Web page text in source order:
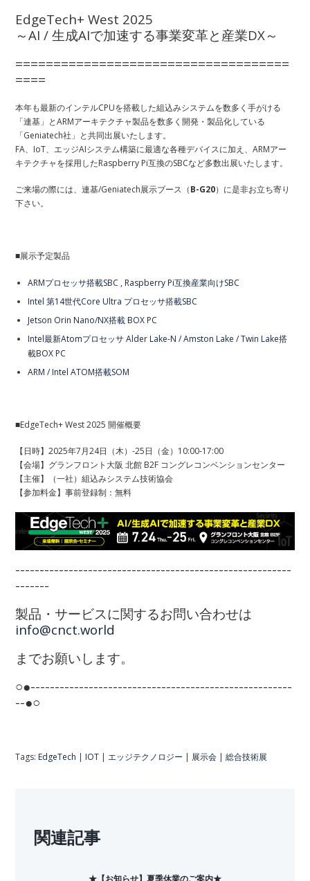
EdgeTech+ West 2025
～AI / 生成AIで加速する事業変革と産業DX～
====================================
====
本年も最新のインテルCPUを搭載した組込みシステムを数多く手がける
「連基」とARMアーキテクチャ製品を数多く開発・製品化している
「Geniatech社」と共同出展いたします。
FA、IoT、エッジAIシステム構築に最適な各種デバイスに加え、ARMアー
キテクチャを採用したRaspberry Pi互換のSBCなど多数出展いたします。
ご来場の際には、連基/Geniatech展示ブース（B-G20）に是非お立ち寄り
下さい。
■展示予定製品
ARMプロセッサ搭載SBC , Raspberry Pi互換産業向けSBC
Intel 第14世代Core Ultra プロセッサ搭載SBC
Jetson Orin Nano/NX搭載 BOX PC
Intel最新Atomプロセッサ Alder Lake-N / Amston Lake / Twin Lake搭
載BOX PC
ARM / Intel ATOM搭載SOM
■EdgeTech+ West 2025 開催概要
【日時】2025年7月24日（木）-25日（金）10:00-17:00
【会場】グランフロント大阪 北館 B2F コングレコンベンションセンター
【主催】（一社）組込みシステム技術協会
【参加料金】事前登録制：無料
---------------------------------------------------------
-------
製品・サービスに関するお問い合わせは
info@cnct.world
までお願いします。
○●------------------------------------------------------
--●○
Tags: EdgeTech | IOT | エッジテクノロジー | 展示会 |総合技術展
関連記事
★【お知らせ】夏季休業のご案内★